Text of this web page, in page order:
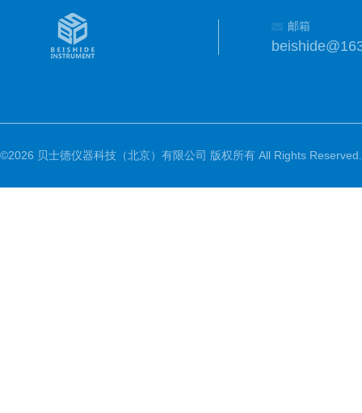
邮箱
©2026 贝士德仪器科技（北京）有限公司 版权所有 All Rights Reserved.